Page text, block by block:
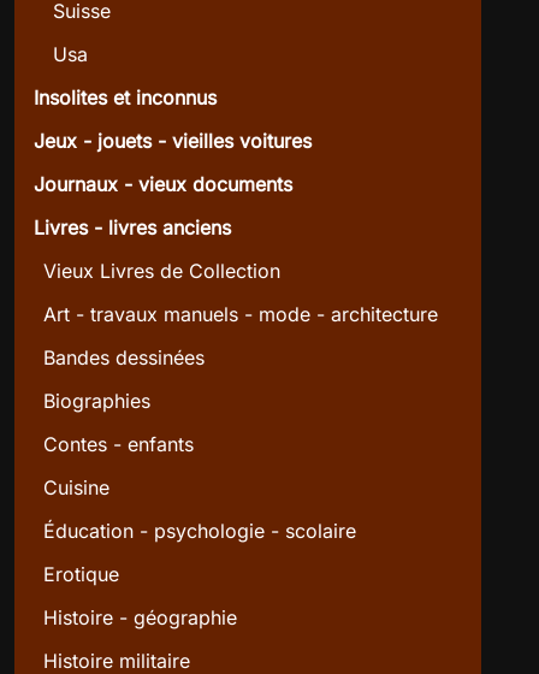
Suisse
Usa
Insolites et inconnus
Jeux - jouets - vieilles voitures
Journaux - vieux documents
Livres - livres anciens
Vieux Livres de Collection
Art - travaux manuels - mode - architecture
Bandes dessinées
Biographies
Contes - enfants
Cuisine
Éducation - psychologie - scolaire
Erotique
Histoire - géographie
Histoire militaire